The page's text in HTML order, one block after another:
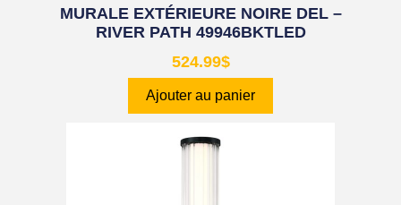
MURALE EXTÉRIEURE NOIRE DEL –
RIVER PATH 49946BKTLED
524.99$
Ajouter au panier